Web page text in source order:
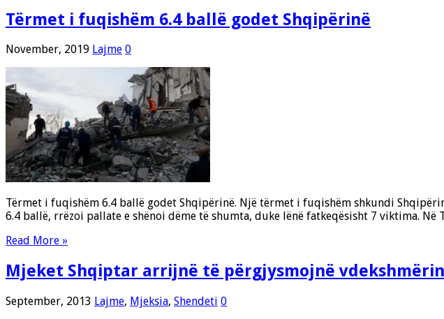
Tërmet i fuqishëm 6.4 ballë godet Shqipërinë
November, 2019 Lajme 0
Tërmet i fuqishëm 6.4 ballë godet Shqipërinë. Një tërmet i fuqishëm shkundi
6.4 ballë, rrëzoi pallate e shënoi dëme të shumta, duke lënë fatkeqësisht 7 viktima.
Read More »
Mjeket Shqiptar arrijnë të përgjysmojnë
September, 2013 Lajme, Mjeksia, Shendeti 0